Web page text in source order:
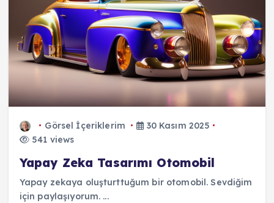
Görsel İçeriklerim
30 Kasım 2025
541 views
Yapay Zeka Tasarımı Otomobil
Yapay zekaya oluşturttuğum bir otomobil. Sevdiğim
için paylaşıyorum. ...